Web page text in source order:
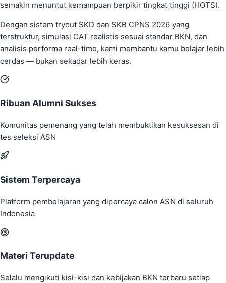
semakin menuntut kemampuan berpikir tingkat tinggi (HOTS).
Dengan sistem tryout SKD dan SKB CPNS 2026 yang
terstruktur, simulasi CAT realistis sesuai standar BKN, dan
analisis performa real-time, kami membantu kamu belajar lebih
cerdas — bukan sekadar lebih keras.
Ribuan Alumni Sukses
Komunitas pemenang yang telah membuktikan kesuksesan di
tes seleksi ASN
Sistem Terpercaya
Platform pembelajaran yang dipercaya calon ASN di seluruh
Indonesia
Materi Terupdate
Selalu mengikuti kisi-kisi dan kebijakan BKN terbaru setiap